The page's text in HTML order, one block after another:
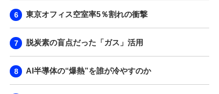
東京オフィス空室率5％割れの衝撃
脱炭素の盲点だった「ガス」活用
AI半導体の“爆熱”を誰が冷やすのか